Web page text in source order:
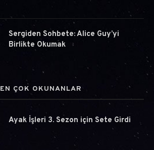
Sergiden Sohbete: Alice Guy’yi
Birlikte Okumak
EN ÇOK OKUNANLAR
Ayak İşleri 3. Sezon için Sete Girdi